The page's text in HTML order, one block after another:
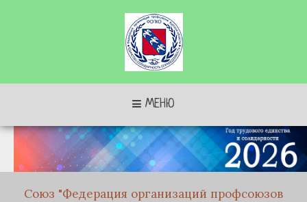
МЕНЮ
Союз "Федерация организаций профсоюзов